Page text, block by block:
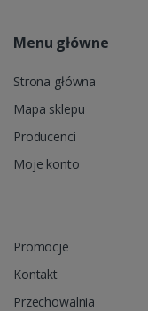
Menu główne
Strona główna
Mapa sklepu
Producenci
Moje konto
Promocje
Kontakt
Przechowalnia